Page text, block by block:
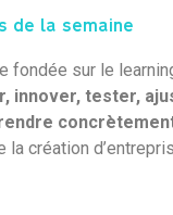
de la semaine
fondée sur le
innover, tester,
la création